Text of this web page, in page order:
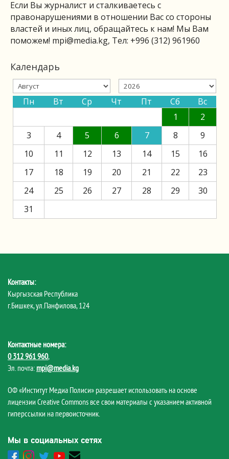
Если Вы журналист и сталкиваетесь с
правонарушениями в отношении Вас со стороны
властей и иных лиц, обращайтесь к нам! Мы Вам
поможем! mpi@media.kg, Тел: +996 (312) 961960
Календарь
Пн Вт Ср Чт Пт Сб
Вс
1
2
3
4 5 6 7 8
9
10
11 12 13 14 15
16
17
18 19 20 21 22
23
24
25 26 27 28 29
30
31
Контакты:
Кыргызская Республика
г.Бишкек, ул.Панфилова, 124
Контактные номера:
0 312 961 960,
Эл. почта: mpi@media.kg
ОФ «Институт Медиа Полиси» разрешает использовать на основе
лицензии Creative Commons все свои материалы с указанием активной
гиперссылки на первоисточник.
Мы в социальных сетях